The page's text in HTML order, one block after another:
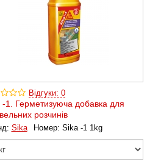
Відгуки: 0
-1. Герметизуюча добавка для
розчинів
Sika Номер: Sika -1 1kg